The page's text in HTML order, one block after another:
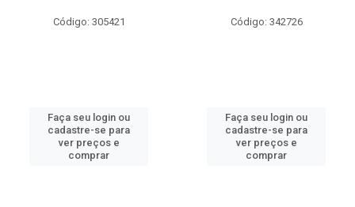
Código: 305421
Faça seu login ou
cadastre-se para
ver preços e
comprar
Código: 342726
Faça seu login ou
cadastre-se para
ver preços e
comprar